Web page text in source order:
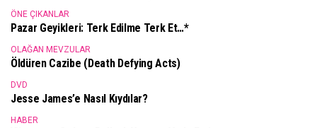
ÖNE ÇIKANLAR
Pazar Geyikleri: Terk Edilme Terk Et…*
OLAĞAN MEVZULAR
Öldüren Cazibe (Death Defying Acts)
DVD
Jesse James’e Nasıl Kıydılar?
HABER